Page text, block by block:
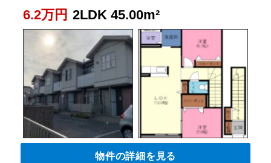
6.2万円 2LDK 45.00m²
物件の詳細を見る